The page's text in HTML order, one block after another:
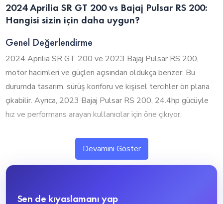
2024 Aprilia SR GT 200 vs Bajaj Pulsar RS 200:
Hangisi sizin için daha uygun?
Genel Değerlendirme
2024 Aprilia SR GT 200 ve 2023 Bajaj Pulsar RS 200,
motor hacimleri ve güçleri açısından oldukça benzer. Bu
durumda tasarım, sürüş konforu ve kişisel tercihler ön plana
çıkabilir. Ayrıca, 2023 Bajaj Pulsar RS 200, 24.4hp gücüyle
hız ve performans arayan kullanıcılar için öne çıkıyor.
1. Silindir Hacmi ve Performans
2024 Aprilia SR GT 200 ve 2023 Bajaj Pulsar RS 200,
neredeyse aynı motor hacmine sahip olup benzer performans
özellikler tercihinizde daha etkili olacaktır.
Devamını Göster
Sen de kıyaslamanı yap